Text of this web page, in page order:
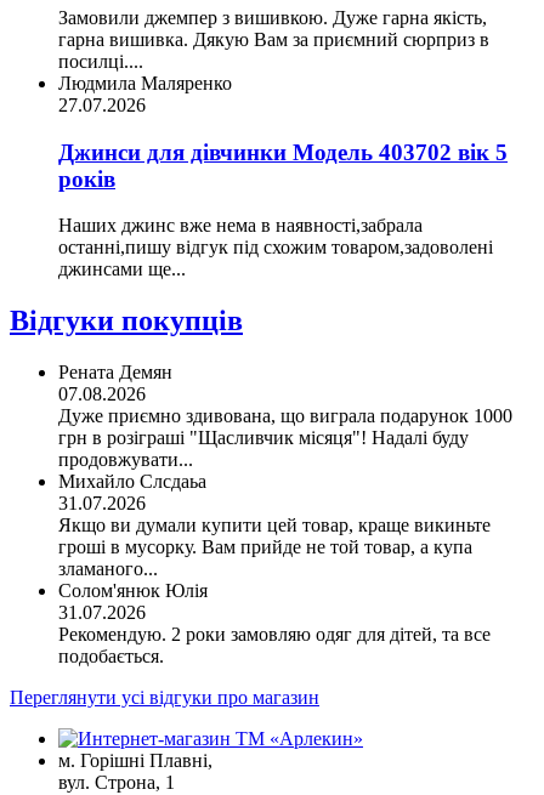
Замовили джемпер з вишивкою. Дуже гарна якість,
гарна вишивка. Дякую Вам за приємний сюрприз в
посилці....
Людмила Маляренко
27.07.2026
Джинси для дівчинки Модель 403702 вік 5
років
Наших джинс вже нема в наявності,забрала
останні,пишу відгук під схожим товаром,задоволені
джинсами ще...
Відгуки покупців
Рената Демян
07.08.2026
Дуже приємно здивована, що виграла подарунок 1000
грн в розіграші "Щасливчик місяця"! Надалі буду
продовжувати...
Михайло Слсдаьа
31.07.2026
Якщо ви думали купити цей товар, краще викиньте
гроші в мусорку. Вам прийде не той товар, а купа
зламаного...
Солом'янюк Юлія
31.07.2026
Рекомендую. 2 роки замовляю одяг для дітей, та все
подобається.
Переглянути усі відгуки про магазин
м. Горішні Плавні,
вул. Строна, 1